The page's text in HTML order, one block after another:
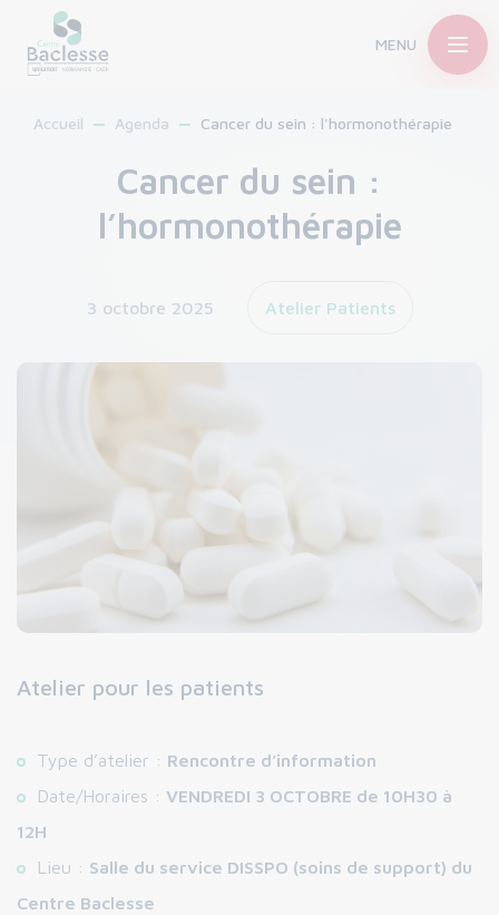
MENU
Accueil Agenda Cancer du sein : l'hormonothérapie
Cancer du sein :
l’hormonothérapie
3 octobre 2025 Atelier Patients
Atelier pour les patients
Type d’atelier : Rencontre d’information
Date/Horaires : VENDREDI 3 OCTOBRE de 10H30 à
12H
Lieu : Salle du service DISSPO (soins de support) du
Centre Baclesse